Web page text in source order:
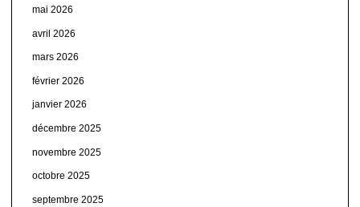
mai 2026
avril 2026
mars 2026
février 2026
janvier 2026
décembre 2025
novembre 2025
octobre 2025
septembre 2025